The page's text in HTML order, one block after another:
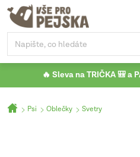
Přejít
obsah
🔥 Sleva na TRIČKA 🎒 a
Domů
Psi Oblečky Svetry